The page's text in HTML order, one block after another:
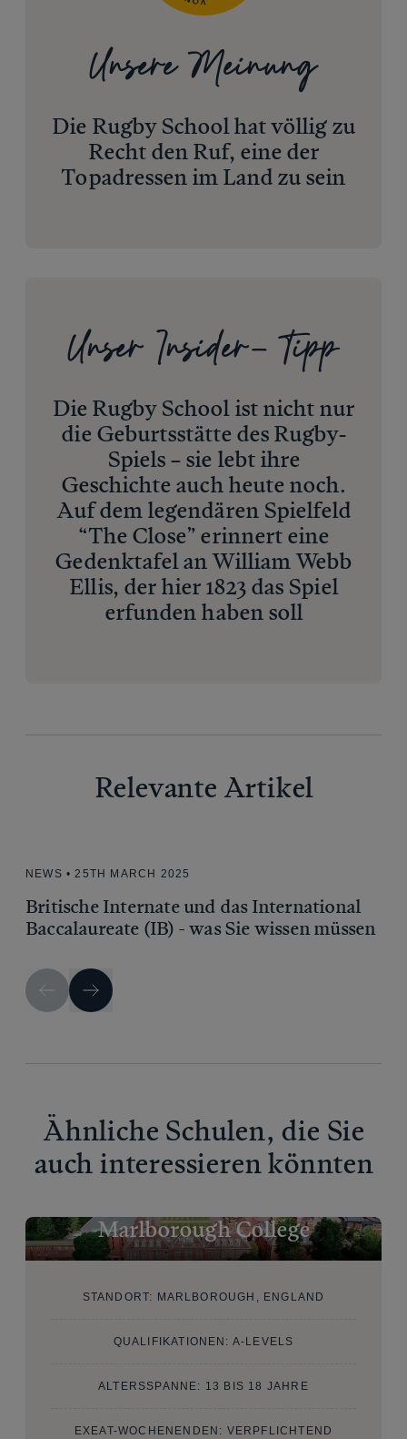
Unsere Meinung
Die Rugby School hat völlig zu
Recht den Ruf, eine der
Topadressen im Land zu sein
Unser Insider- Tipp
Die Rugby School ist nicht nur
die Geburtsstätte des Rugby-
Spiels – sie lebt ihre
Geschichte auch heute noch.
Auf dem legendären Spielfeld
“The Close” erinnert eine
Gedenktafel an William Webb
Ellis, der hier 1823 das Spiel
erfunden haben soll
Relevante Artikel
Relevante Artikel
NEWS • 25TH MARCH 2025
Britische Internate und das International
Baccalaureate (IB) - was Sie wissen müssen
Ähnliche Schulen, die Sie
auch interessieren könnten
Marlborough College
STANDORT: MARLBOROUGH, ENGLAND
QUALIFIKATIONEN: A-LEVELS
ALTERSSPANNE: 13 BIS 18 JAHRE
EXEAT-WOCHENENDEN: VERPFLICHTEND